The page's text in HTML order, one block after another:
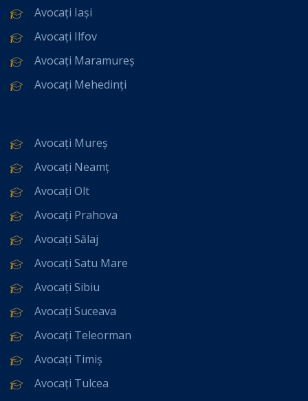
Avocați Iași
Avocați Ilfov
Avocați Maramureș
Avocați Mehedinți
Avocați Mureș
Avocați Neamț
Avocați Olt
Avocați Prahova
Avocați Sălaj
Avocați Satu Mare
Avocați Sibiu
Avocați Suceava
Avocați Teleorman
Avocați Timiș
Avocați Tulcea